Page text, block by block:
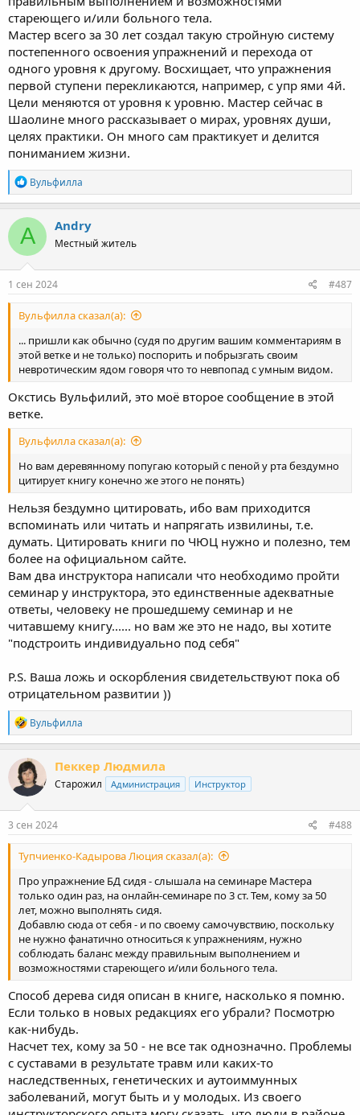
стареющего и/или больного тела.
Мастер всего за 30 лет создал такую стройную систему
постепенного освоения упражнений и перехода от
одного уровня к другому. Восхищает, что упражнения
первой ступени перекликаются, например, с упр ями 4й.
Цели меняются от уровня к уровню. Мастер сейчас в
Шаолине много рассказывает о мирах, уровнях души,
целях практики. Он много сам практикует и делится
пониманием жизни.
R
e
a
c
t
o
n
s
Вульфилла
A Andry
Местный житель
1 сен 2024 #487
Вульфилла сказал(а):
... пришли как обычно (судя по другим вашим комментариям в
этой ветке и не только) поспорить и побрызгать своим
невротическим ядом говоря что то невпопад с умным видом.
Окстись Вульфилий, это моё второе сообщение в этой
ветке.
Вульфилла сказал(а):
Но вам деревянному попугаю который с пеной у рта бездумно
цитирует книгу конечно же этого не понять)
Нельзя бездумно цитировать, ибо вам приходится
вспоминать или читать и напрягать извилины, т.е.
думать. Цитировать книги по ЧЮЦ нужно и полезно, тем
более на официальном сайте.
Вам два инструктора написали что необходимо пройти
семинар у инструктора, это единственные адекватные
ответы, человеку не прошедшему семинар и не
читавшему книгу...... но вам же это не надо, вы хотите
"подстроить индивидуально под себя"
P.S. Ваша ложь и оскорбления свидетельствуют пока об
отрицательном развитии ))
R
e
a
c
t
i
o
n
s
Вульфилла
Пеккер Людмила
Старожил Администрация Инструктор
3 сен 2024 #488
Тупчиенко-Кадырова Люция сказал(а):
Про упражнение БД сидя - слышала на семинаре Мастера
только один раз, на онлайн-семинаре по 3 ст. Тем, кому за 50
лет, можно выполнять сидя.
Добавлю сюда от себя - и по своему самочувствию, поскольку
не нужно фанатично относиться к упражнениям, нужно
соблюдать баланс между правильным выполнением и
возможностями стареющего и/или больного тела.
Способ дерева сидя описан в книге, насколько я помню.
Если только в новых редакциях его убрали? Посмотрю
как-нибудь.
Насчет тех, кому за 50 - не все так однозначно. Проблемы
с суставами в результате травм или каких-то
наследственных, генетических и аутоиммунных
заболеваний, могут быть и у молодых. Из своего